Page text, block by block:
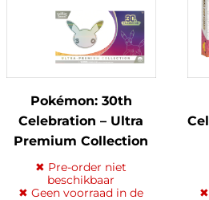
Pokémon: 30th
Celebration – Ultra
Premium Collection
Box Day/Night (ENG)
✖ Pre-order niet
beschikbaar
✖ Geen voorraad in de